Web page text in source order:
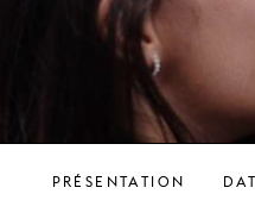
PRÉSENTATION